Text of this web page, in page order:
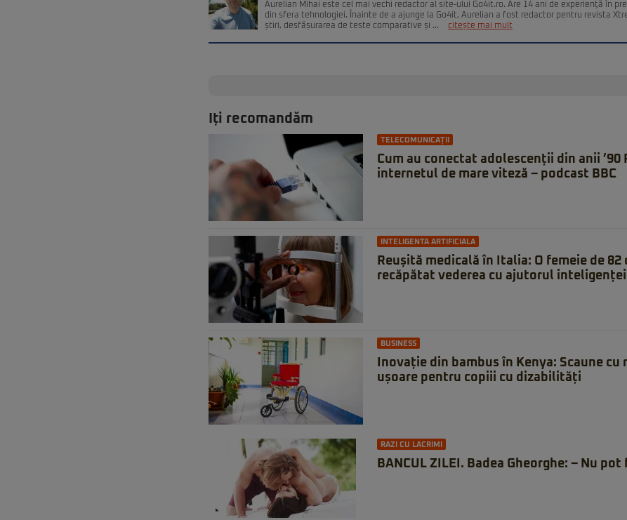
Aurelian Mihai este cel mai vechi redactor al site-ului Go4it.ro. Are 14 ani de experienţă în
din sfera tehnologiei. Înainte de a ajunge la Go4it, Aurelian a fost redactor pentru revista
știri, desfășurarea de teste comparative și ...
citește mai mult
Iți recomandăm
TELECOMUNICAȚII
Cum au conectat adolescenții din anii ’90
internetul de mare viteză – podcast BBC
INTELIGENTA ARTIFICIALA
Reușită medicală în Italia: O femeie de 82
recăpătat vederea cu ajutorul
BUSINESS
Inovație din bambus în Kenya: Scaune
ușoare pentru copiii cu dizabilități
RAZI CU LACRIMI
BANCUL ZILEI. Badea Gheorghe: – Nu